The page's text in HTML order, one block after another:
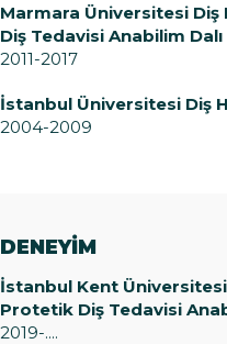
Marmara Üniversitesi
Diş Tedavisi Anabilim Dalı
2011-2017
İstanbul Üniversitesi Diş
2004-2009
DENEYİM
İstanbul Kent
Protetik Diş Tedavisi
2019-....